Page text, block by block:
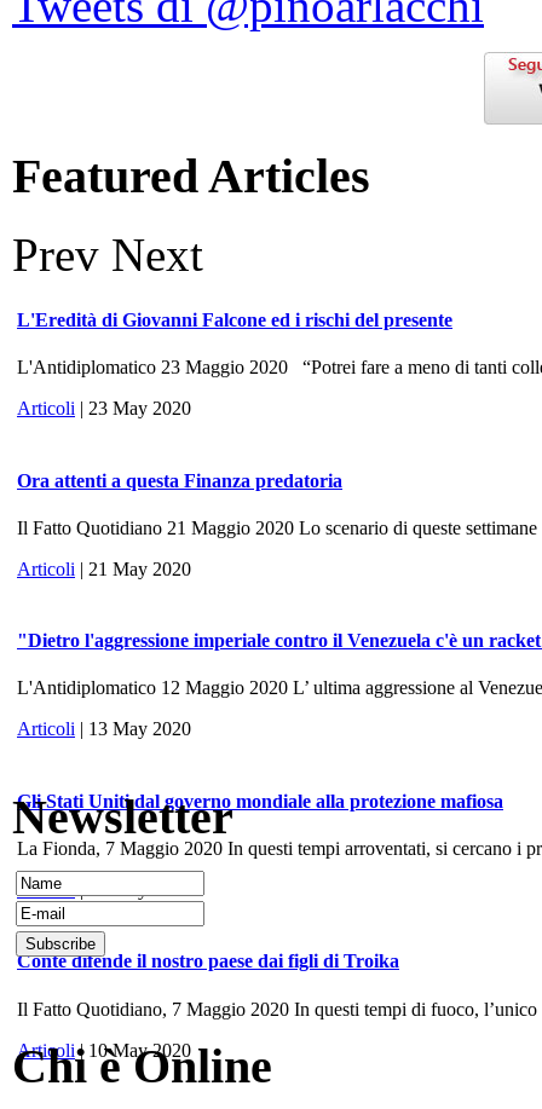
Featured Articles
Prev Next
L'Eredità di Giovanni Falcone ed i rischi del presente
L'Antidiplomatico 23 Maggio 2020 “Potrei fare a meno di tanti
Articoli | 23 May 2020
Ora attenti a questa Finanza predatoria
Il Fatto Quotidiano 21 Maggio 2020 Lo scenario di queste
Articoli | 21 May 2020
"Dietro l'aggressione imperiale contro il Venezuela c'è un
L'Antidiplomatico 12 Maggio 2020 L’ ultima aggressione al
Articoli | 13 May 2020
Gli Stati Uniti dal governo mondiale alla protezione mafiosa
La Fionda, 7 Maggio 2020 In questi tempi arroventati, si cercano i
Articoli
Conte difende il nostro paese dai figli di Troika
Il Fatto Quotidiano, 7 Maggio 2020 In questi tempi di fuoco,
Articoli| 10 May 2020
Newsletter
Chi è Online